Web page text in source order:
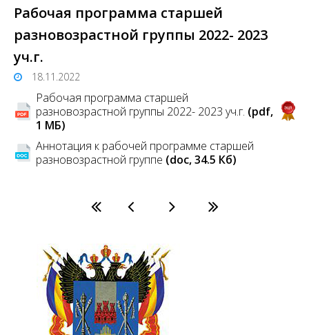
Рабочая программа старшей
разновозрастной группы 2022- 2023
уч.г.
18.11.2022
Рабочая программа старшей
разновозрастной группы 2022- 2023 уч.г. (pdf,
1 MБ)
Аннотация к рабочей программе старшей
разновозрастной группе (doc, 34.5 Кб)